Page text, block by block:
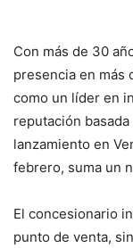
Con más de 30
presencia en más
como un líder en
reputación
lanzamiento en
febrero, suma un
El concesionario
punto de venta,